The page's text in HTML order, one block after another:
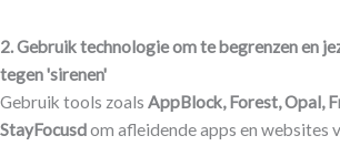
2. Gebruik technologie om te begrenzen en
tegen 'sirenen'
Gebruik tools zoals AppBlock, Forest, Opal,
StayFocusdom afleidende apps en websites